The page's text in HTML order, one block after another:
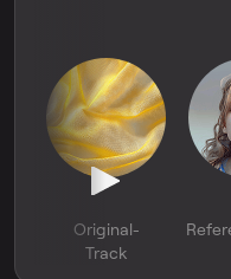
Original-
Track